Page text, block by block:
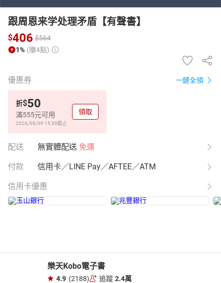
跟周恩来学处理矛盾【有聲書】
$406 $564
1% (賺4點)
優惠券 一鍵全領
折$50
滿555元可用
2026/08/09 15:59截止
領取
配送 無實體配送 免運
付款 信用卡／LINE Pay／AFTEE／ATM
信用卡優惠
樂天Kobo電子書
4.9 (2188) 追蹤 2.4萬